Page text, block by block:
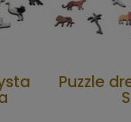
Puzzle